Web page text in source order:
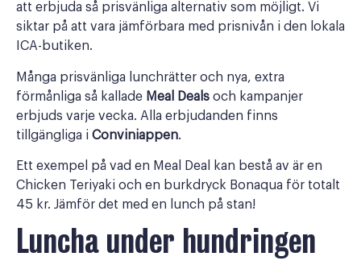
att erbjuda så prisvänliga alternativ som möjligt. Vi
siktar på att vara jämförbara med prisnivån i den lokala
ICA-butiken.
Många prisvänliga lunchrätter och nya, extra
förmånliga så kallade Meal Deals och kampanjer
erbjuds varje vecka. Alla erbjudanden finns
tillgängliga i Conviniappen.
Ett exempel på vad en Meal Deal kan bestå av är en
Chicken Teriyaki och en burkdryck Bonaqua för totalt
45 kr. Jämför det med en lunch på stan!
Luncha under hundringen